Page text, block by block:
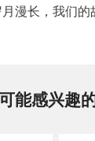
漫长，我们的
能感兴趣